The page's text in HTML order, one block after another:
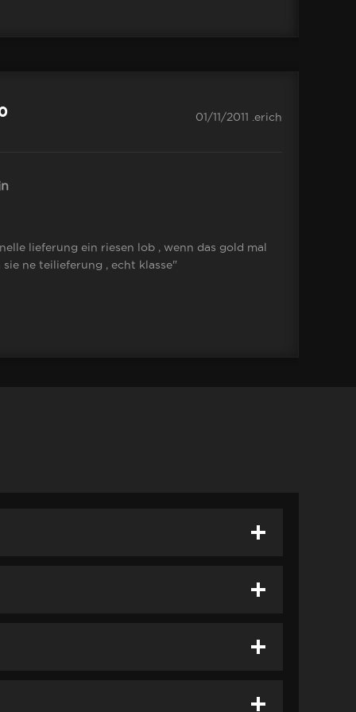
01/11/2011 .erich
lieferung ein riesen lob , wenn das gold mal
ne teilieferung , echt klasse"